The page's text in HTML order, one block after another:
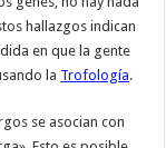
hallazgos indican
en que la gente
la Trofología.
se asocian con